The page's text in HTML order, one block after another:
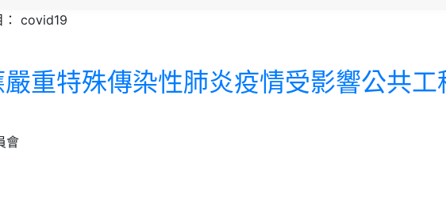
： covid19
重特殊傳染性肺炎疫情受影響公共工
會